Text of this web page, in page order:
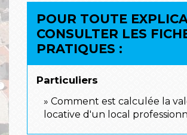
POUR TOUTE
CONSULTER LES
PRATIQUES :
Particuliers
Comment est calculée la
locative d'un local